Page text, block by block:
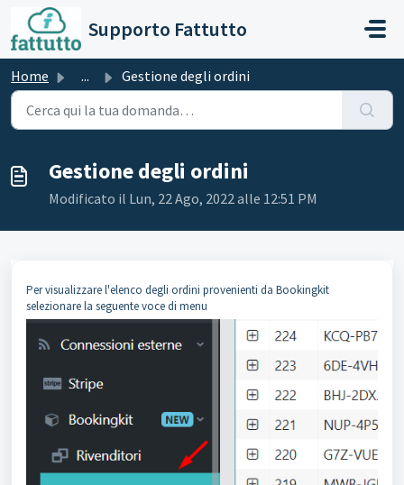
Salta al contenuto principale
Supporto Fattutto
Home ... Gestione degli ordini
Gestione degli ordini
Modificato il Lun, 22 Ago, 2022 alle 12:51 PM
Per visualizzare l'elenco degli ordini provenienti da Bookingkit
selezionare la seguente voce di menu